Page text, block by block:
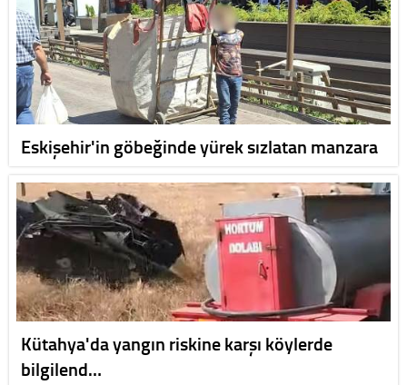
Eskişehir'in göbeğinde yürek sızlatan manzara
Kütahya'da yangın riskine karşı köylerde
bilgilend…